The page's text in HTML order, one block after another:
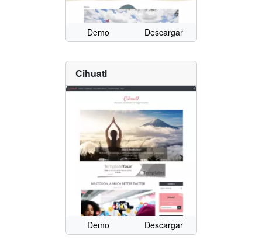
Demo Descargar
Cihuatl
Demo Descargar